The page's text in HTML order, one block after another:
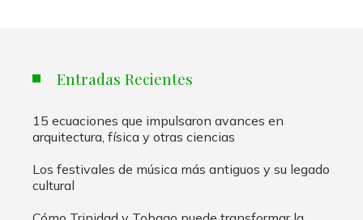
Entradas Recientes
15 ecuaciones que impulsaron avances en
arquitectura, física y otras ciencias
Los festivales de música más antiguos y su legado
cultural